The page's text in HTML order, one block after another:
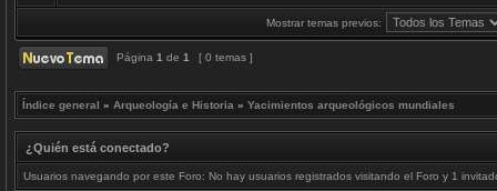
Mostrar temas previos:
Página 1 de 1 [ 0 temas ]
Índice general » Arqueología e Historia » Yacimientos arqueológicos mundiales
¿Quién está conectado?
Usuarios navegando por este Foro: No hay usuarios registrados visitando el Foro y 1